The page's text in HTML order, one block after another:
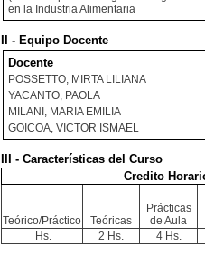
en la Industria Alimentaria
II - Equipo Docente
Docente
POSSETTO, MIRTA LILIANA
YACANTO, PAOLA
MILANI, MARIA EMILIA
GOICOA, VICTOR ISMAEL
III - Características del Curso
Credito
Teórico/Práctico Teóricas
Prácticas
de Aula
Hs. 2 Hs. 4 Hs.